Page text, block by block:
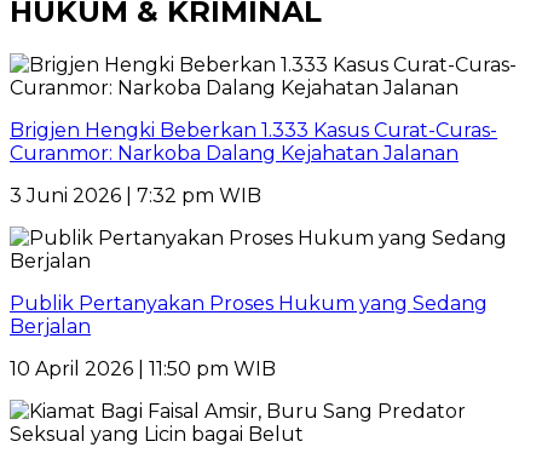
HUKUM & KRIMINAL
Brigjen Hengki Beberkan 1.333 Kasus Curat-Curas-
Curanmor: Narkoba Dalang Kejahatan Jalanan
3 Juni 2026 | 7:32 pm WIB
Publik Pertanyakan Proses Hukum yang Sedang
Berjalan
10 April 2026 | 11:50 pm WIB